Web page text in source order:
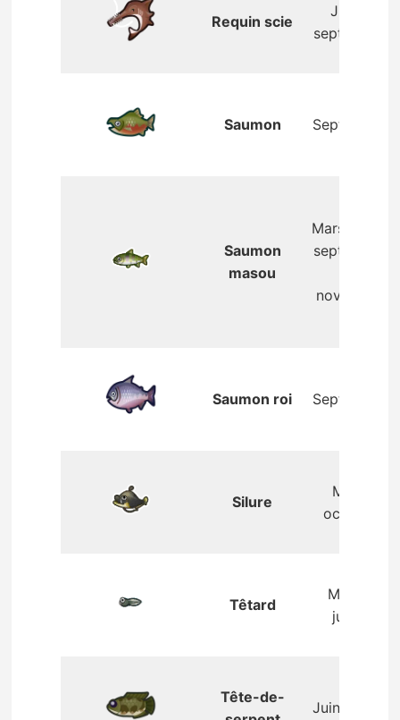
Requin scie
Juin –
septembre
Saumon Septembre
Saumon
masou
Mars – juin,
septembre
novembre
Saumon roi Septembre
Silure
Mai –
octobre
Têtard
Mars –
juillet
Tête-de-
Juin – août